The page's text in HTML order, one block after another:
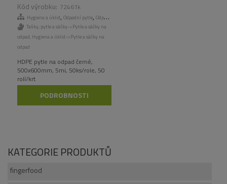
ROLÍ/KART
72461k
Hygiena a úklid, Odpadní pytle, Odpadní pytle
Tašky, pytle a sáčky->Pytle a sáčky na
odpad, Hygiena a úklid->Pytle a sáčky na
odpad
HDPE pytle na odpad černé,
500x600mm, 5mi, 50ks/role, 50
rolí/krt
PODROBNOSTI
KATEGORIE PRODUKTŮ
fingerfood